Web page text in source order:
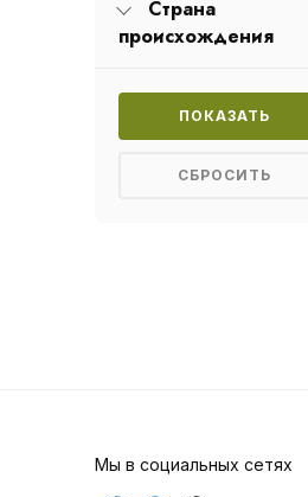
Страна
происхождения
Мы в социальных сетях